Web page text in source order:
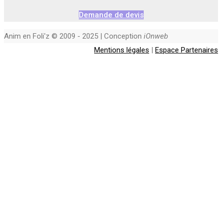
Demande de devis
Anim en Foli'z © 2009 - 2025 | Conception iOnweb
Mentions légales | Espace Partenaires